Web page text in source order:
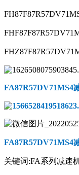
FA87R57DV71MS4
FA87R57DV71MS4
关键词:FA系列减速